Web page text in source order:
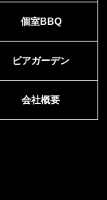
個室BBQ
ビアガーデン
会社概要